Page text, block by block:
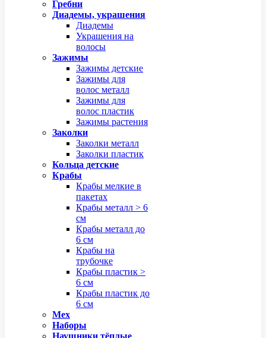
Гребни
Диадемы, украшения
Диадемы
Украшения на
волосы
Зажимы
Зажимы детские
Зажимы для
волос металл
Зажимы для
волос пластик
Зажимы растения
Заколки
Заколки металл
Заколки пластик
Кольца детские
Крабы
Крабы мелкие в
пакетах
Крабы металл > 6
см
Крабы металл до
6 см
Крабы на
трубочке
Крабы пластик >
6 см
Крабы пластик до
6 см
Мех
Наборы
Наушники тёплые